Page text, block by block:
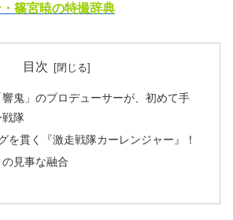
篠宮暁の特撮辞典
目次
響鬼」のプロデューサーが、初めて手
戦隊
を貫く『激走戦隊カーレンジャー』！
見事な融合